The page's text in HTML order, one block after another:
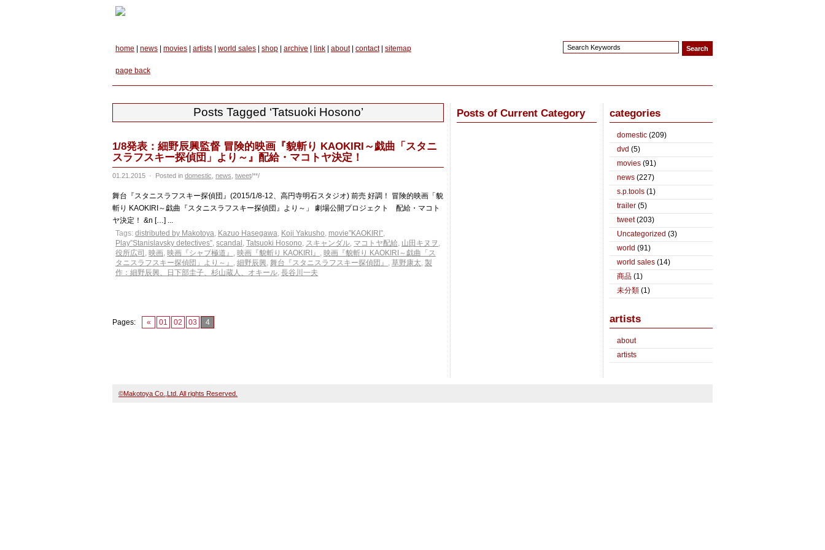
home news movies artists world sales shop archive link about| contact| sitemap
page back
Posts Tagged ‘Tatsuoki Hosono’
1/8発表：細野辰興監督 冒険的映画『貌斬り KAOKIRI～戯曲「スタニ
スラフスキー探偵団」より～』配給・マコトヤ決定！
01.21.2015 · Posted in domestic news tweet/**/
舞台『スタニスラフスキー探偵団』(2015/1/8-12、高円寺明石スタジオ) 前売 好調！ 冒険的映画「貌
斬り KAOKIRI～戯曲『スタニスラフスキー探偵団』より～」 劇場公開プロジェクト 配給・マコト
ヤ決定！ &n […] ...
Tags: distributed by Makotoya, Kazuo Hasegawa, Koji Yakusho, movie”KAOKIRI”,
Play”Stanislavsky detectives”, scandal , Tatsuoki Hosono, スキャンダル, マコトヤ配給, 山田キヌヲ ,
役所広司 , 映画, 映画『シャブ極道』 , 映画『貌斬り KAOKIRI』 , 映画『貌斬り KAOKIRI～戯曲「ス
タニスラフスキー探偵団」より～』 , 細野辰興, 舞台『スタニスラフスキー探偵団』 , 草野康太, 製
作：細野辰興、日下部圭子、杉山蔵人、オキール, 長谷川一夫
Pages: « 01 02 03 4
Posts of Current Category categories
domestic (209)
dvd (5)
movies (91)
news (227)
s.p.tools (1)
trailer (5)
tweet(203)
Uncategorized (3)
world (91)
world sales (14)
商品 (1)
未分類 (1)
artists
about
artists
©Makotoya Co.,Ltd. All rights Reserved.